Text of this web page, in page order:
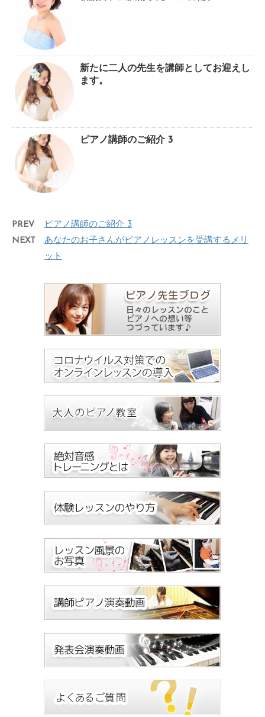
新たに二人の先生を講師としてお迎えし
ます。
ピアノ講師のご紹介 3
PREV
ピアノ講師のご紹介 3
NEXT
あなたのお子さんがピアノレッスンを受講するメリ
ット